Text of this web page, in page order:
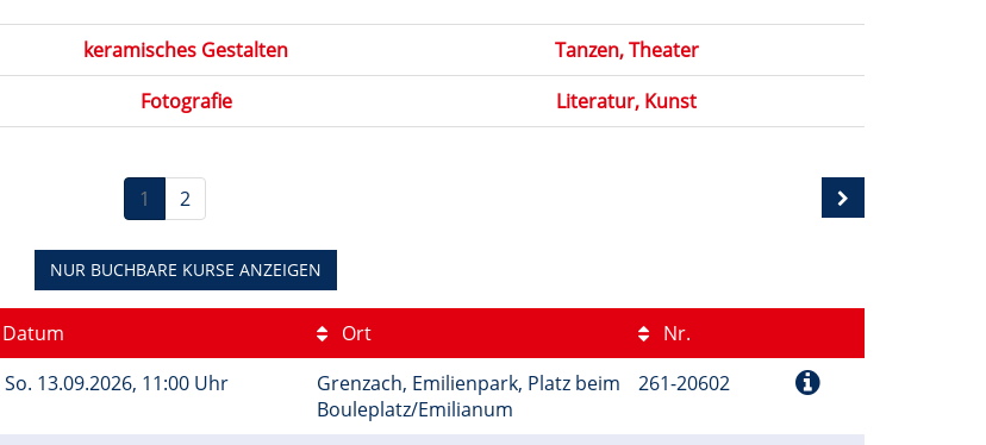
keramisches Gestalten
Tanzen, Theater
Fotografie Literatur, Kunst
1 2
NUR BUCHBARE KURSE ANZEIGEN
Datum Ort
Nr.
So. 13.09.2026, 11:00 Uhr
Grenzach, Emilienpark, Platz beim
Bouleplatz/Emilianum
261-20602